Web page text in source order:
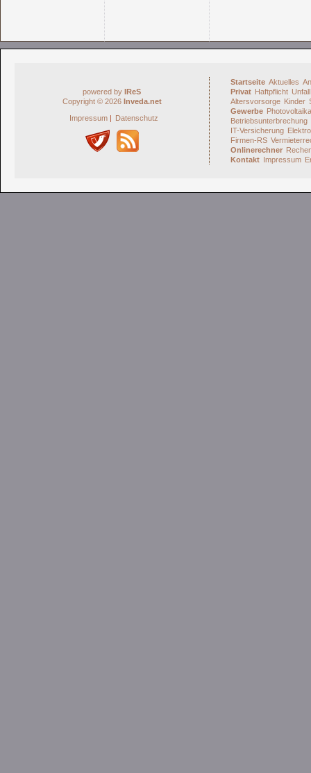
powered by IReS
Copyright © 2026 Inveda.net
Impressum| Datenschutz
Startseite Aktuelles
Privat Haftpflicht Unfall
Altersvorsorge Kinder
Gewerbe
Betriebsunterbrechung
IT-Versicherung
Firmen-RS
Onlinerechner
Kontakt Impressum